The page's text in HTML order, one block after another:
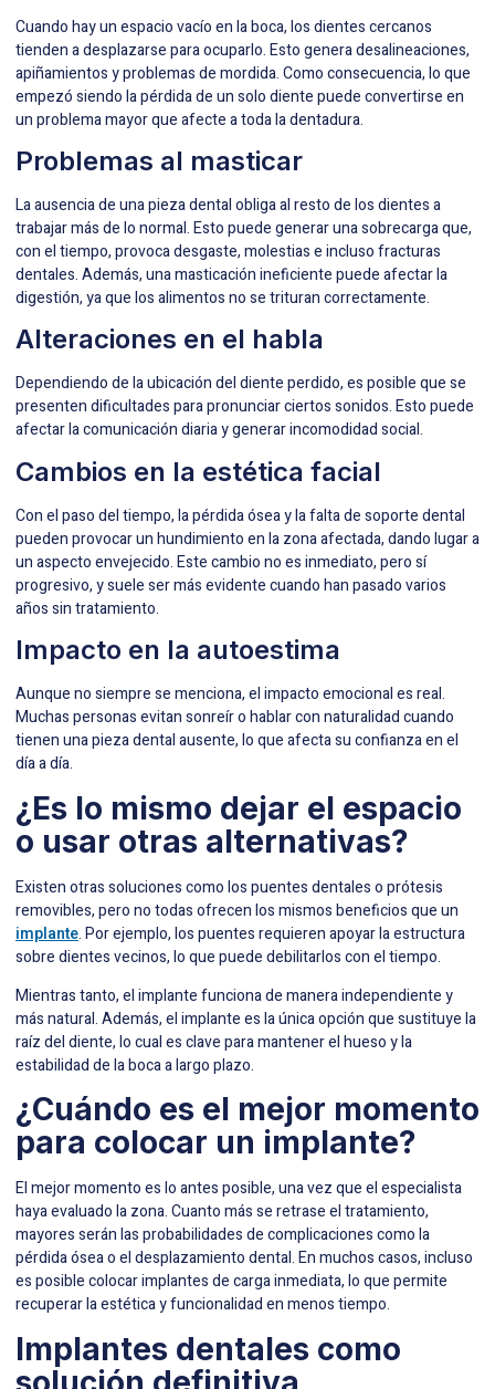
Cuando hay un espacio vacío en la boca, los dientes cercanos
tienden a desplazarse para ocuparlo. Esto genera desalineaciones,
apiñamientos y problemas de mordida. Como consecuencia, lo que
empezó siendo la pérdida de un solo diente puede convertirse en
un problema mayor que afecte a toda la dentadura.
Problemas al masticar
La ausencia de una pieza dental obliga al resto de los dientes a
trabajar más de lo normal. Esto puede generar una sobrecarga que,
con el tiempo, provoca desgaste, molestias e incluso fracturas
dentales. Además, una masticación ineficiente puede afectar la
digestión, ya que los alimentos no se trituran correctamente.
Alteraciones en el habla
Dependiendo de la ubicación del diente perdido, es posible que se
presenten dificultades para pronunciar ciertos sonidos. Esto puede
afectar la comunicación diaria y generar incomodidad social.
Cambios en la estética facial
Con el paso del tiempo, la pérdida ósea y la falta de soporte dental
pueden provocar un hundimiento en la zona afectada, dando lugar a
un aspecto envejecido. Este cambio no es inmediato, pero sí
progresivo, y suele ser más evidente cuando han pasado varios
años sin tratamiento.
Impacto en la autoestima
Aunque no siempre se menciona, el impacto emocional es real.
Muchas personas evitan sonreír o hablar con naturalidad cuando
tienen una pieza dental ausente, lo que afecta su confianza en el
día a día.
¿Es lo mismo dejar el espacio
o usar otras alternativas?
Existen otras soluciones como los puentes dentales o prótesis
removibles, pero no todas ofrecen los mismos beneficios que un
implante. Por ejemplo, los puentes requieren apoyar la estructura
sobre dientes vecinos, lo que puede debilitarlos con el tiempo.
Mientras tanto, el implante funciona de manera independiente y
más natural. Además, el implante es la única opción que sustituye la
raíz del diente, lo cual es clave para mantener el hueso y la
estabilidad de la boca a largo plazo.
¿Cuándo es el mejor momento
para colocar un implante?
El mejor momento es lo antes posible, una vez que el especialista
haya evaluado la zona. Cuanto más se retrase el tratamiento,
mayores serán las probabilidades de complicaciones como la
pérdida ósea o el desplazamiento dental. En muchos casos, incluso
es posible colocar implantes de carga inmediata, lo que permite
recuperar la estética y funcionalidad en menos tiempo.
Implantes dentales como